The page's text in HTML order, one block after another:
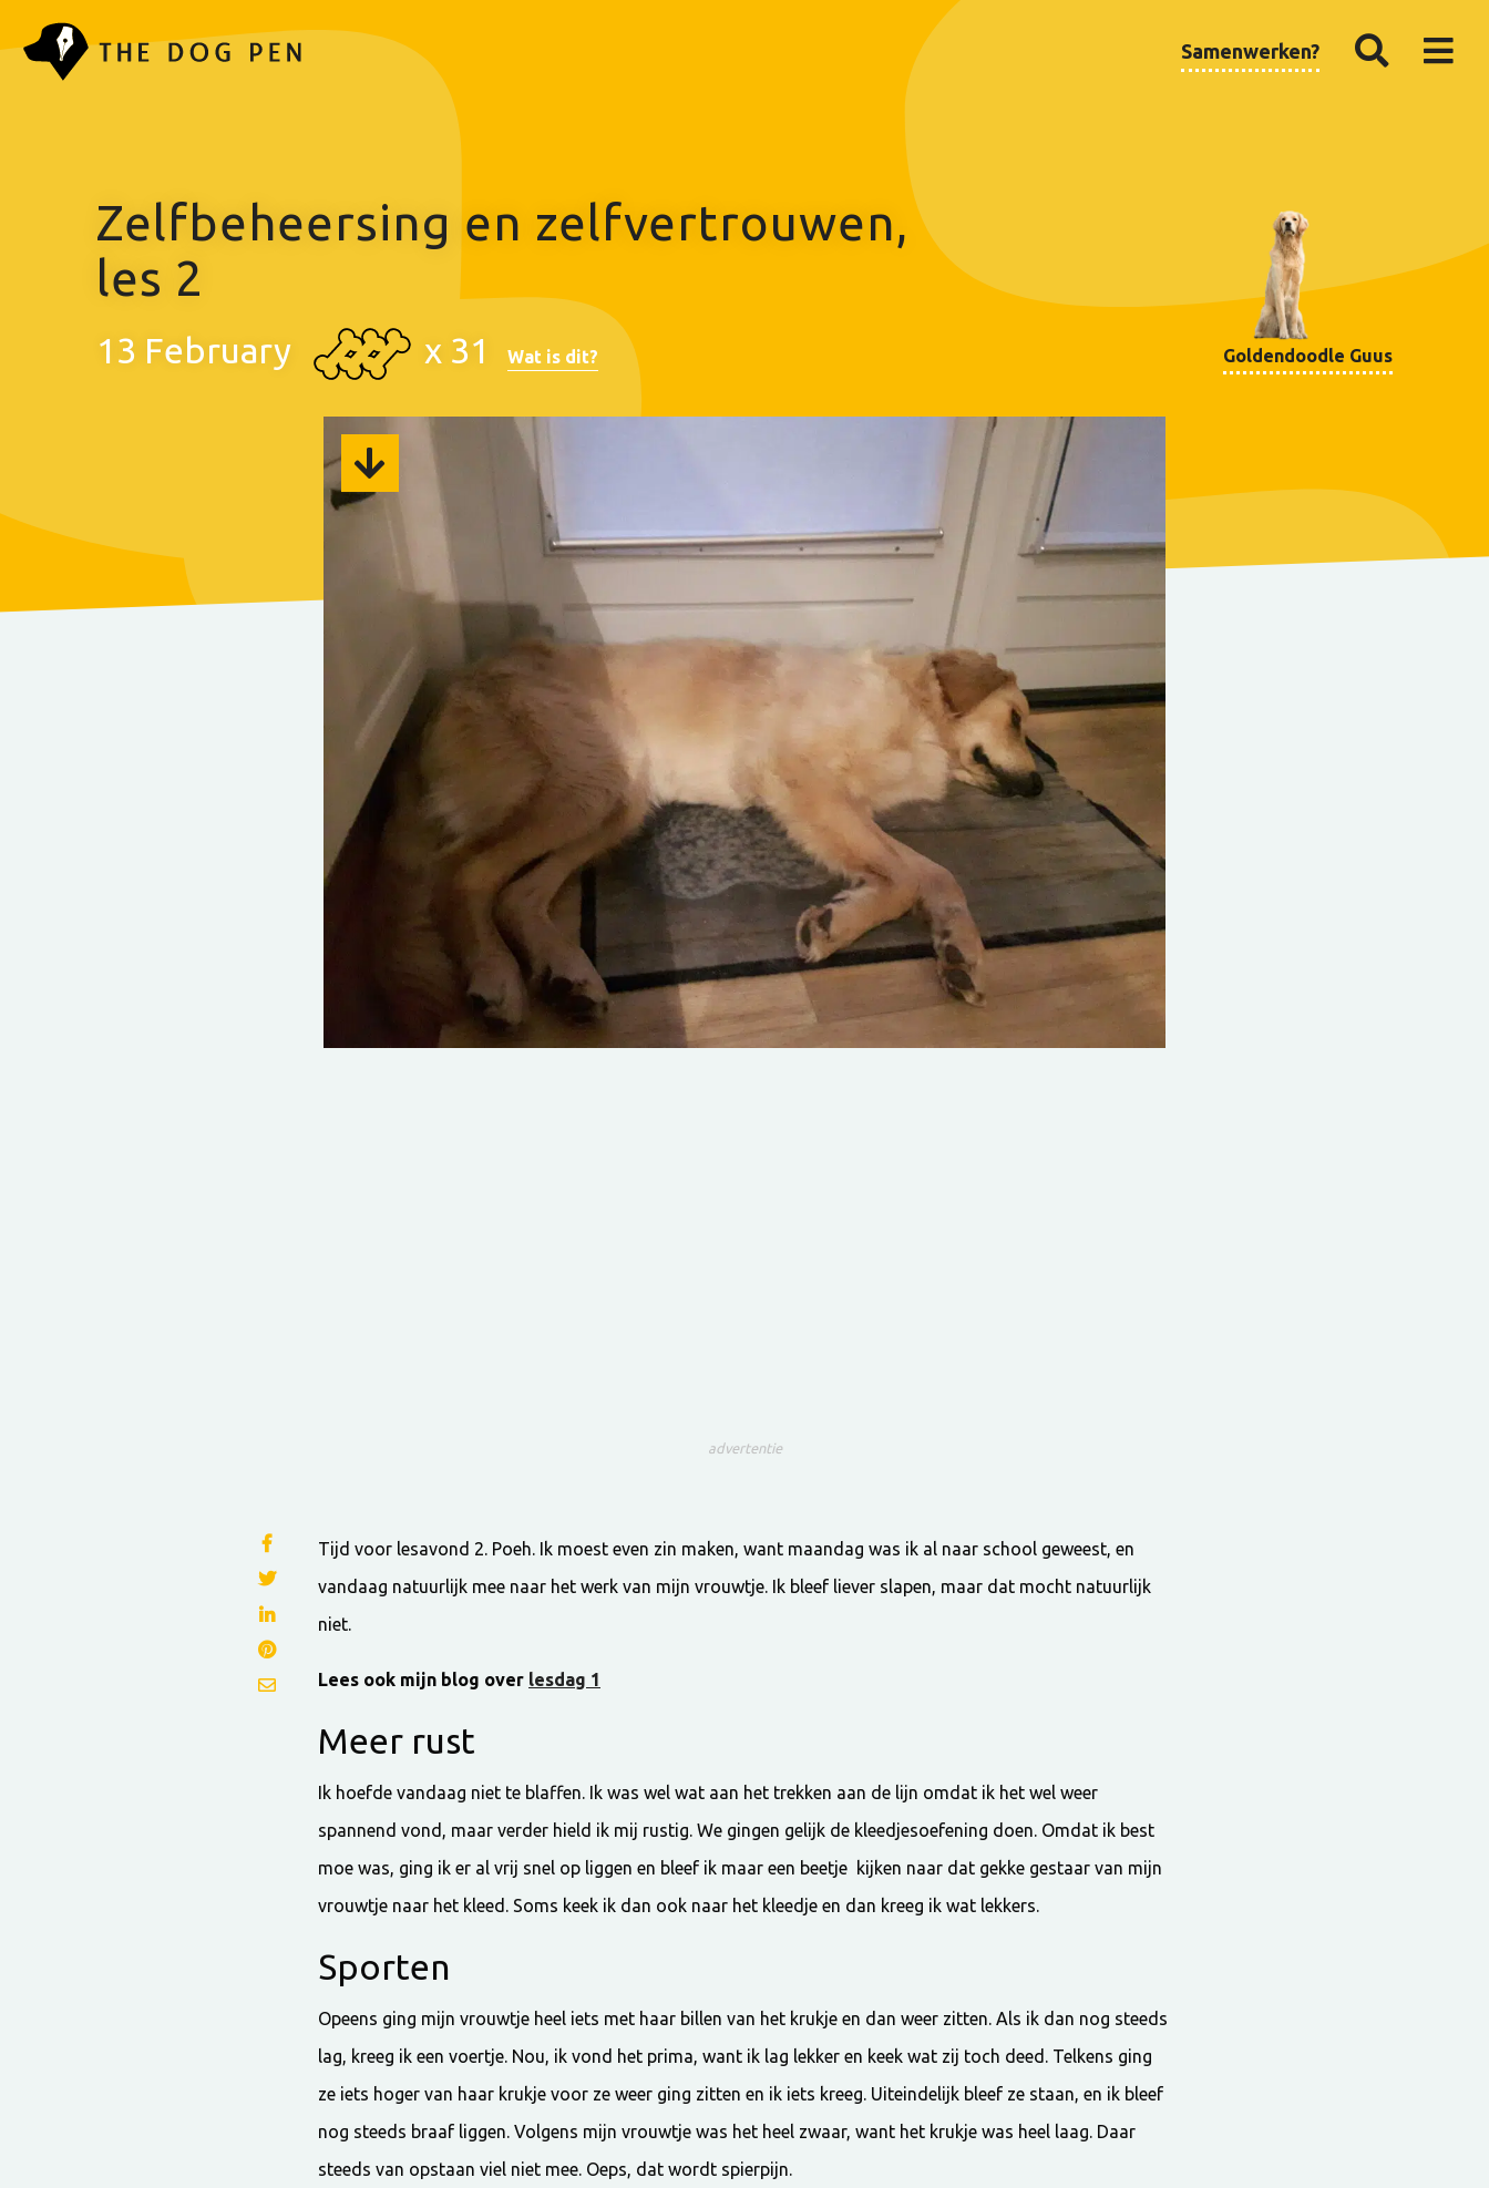
Samenwerken?
Zelfbeheersing en zelfvertrouwen,
les 2
13 February x 31 Wat is dit? Goldendoodle Guus
advertentie
Tijd voor lesavond 2. Poeh. Ik moest even zin maken, want maandag was ik al naar school geweest, en
vandaag natuurlijk mee naar het werk van mijn vrouwtje. Ik bleef liever slapen, maar dat mocht natuurlijk
niet.
Lees ook mijn blog over lesdag 1
Meer rust
Ik hoefde vandaag niet te blaffen. Ik was wel wat aan het trekken aan de lijn omdat ik het wel weer
spannend vond, maar verder hield ik mij rustig. We gingen gelijk de kleedjesoefening doen. Omdat ik best
moe was, ging ik er al vrij snel op liggen en bleef ik maar een beetje kijken naar dat gekke gestaar van mijn
vrouwtje naar het kleed. Soms keek ik dan ook naar het kleedje en dan kreeg ik wat lekkers.
Sporten
Opeens ging mijn vrouwtje heel iets met haar billen van het krukje en dan weer zitten. Als ik dan nog steeds
lag, kreeg ik een voertje. Nou, ik vond het prima, want ik lag lekker en keek wat zij toch deed. Telkens ging
ze iets hoger van haar krukje voor ze weer ging zitten en ik iets kreeg. Uiteindelijk bleef ze staan, en ik bleef
nog steeds braaf liggen. Volgens mijn vrouwtje was het heel zwaar, want het krukje was heel laag. Daar
steeds van opstaan viel niet mee. Oeps, dat wordt spierpijn.